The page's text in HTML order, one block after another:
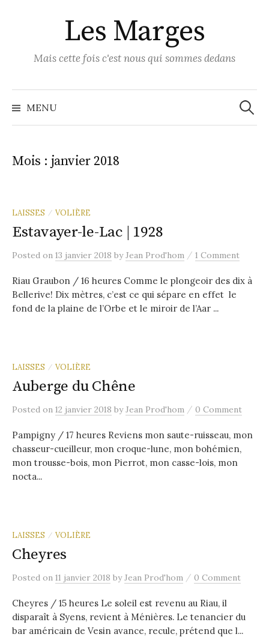
Les Marges
Mais cette fois c'est nous qui sommes dedans
MENU
Mois : janvier 2018
LAISSES / VOLIÈRE
Estavayer-le-Lac | 1928
Posted on 13 janvier 2018 byJean Prod'hom / 1 Comment
Riau Graubon / 16 heures Comme le plongeoir des dix à
Bellerive! Dix mètres, c’est ce qui sépare en effet le
fond de la plaine de l’Orbe et le miroir de l’Aar ...
LAISSES / VOLIÈRE
Auberge du Chêne
Posted on 12 janvier 2018 byJean Prod'hom / 0 Comment
Pampigny / 17 heures Reviens mon saute-ruisseau, mon
chasseur-cueilleur, mon croque-lune, mon bohémien,
mon trousse-bois, mon Pierrot, mon casse-lois, mon
nocta...
LAISSES / VOLIÈRE
Cheyres
Posted on 11 janvier 2018 byJean Prod'hom / 0 Comment
Cheyres / 15 heures Le soleil est revenu au Riau, il
disparaît à Syens, revient à Ménières. Le tenancier du
bar américain de Vesin avance, recule, prétend que l...